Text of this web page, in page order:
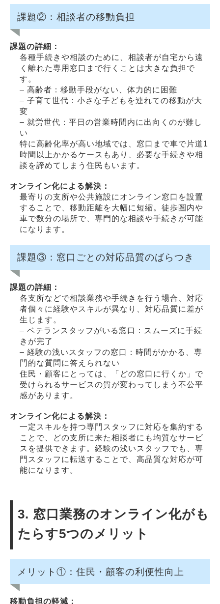
課題②：相談者の移動負担
課題の詳細：
各種手続きや相談のために、相談者が自宅から遠
く離れた専用窓口まで行くことは大きな負担で
す。
– 高齢者：移動手段がない、体力的に困難
– 子育て世代：小さな子どもを連れての移動が大
変
– 就労世代：平日の営業時間内に出向くのが難し
い
特に高齢化率が高い地域では、窓口まで車で片道1
時間以上かかるケースもあり、必要な手続きや相
談を諦めてしまう住民もいます。
オンライン化による解決：
最寄りの支所や公共施設にオンライン窓口を設置
することで、移動距離を大幅に短縮。徒歩圏内や
車で数分の場所で、専門的な相談や手続きが可能
になります。
課題③：窓口ごとの対応品質のばらつき
課題の詳細：
各支所などで相談業務や手続きを行う場合、対応
者個々に経験やスキルが異なり、対応品質に差が
生じます。
– ベテランスタッフがいる窓口：スムーズに手続
きが完了
– 経験の浅いスタッフの窓口：時間がかかる、専
門的な質問に答えられない
住民・顧客にとっては、「どの窓口に行くか」で
受けられるサービスの質が変わってしまう不公平
感があります。
オンライン化による解決：
一定スキルを持つ専門スタッフに対応を集約する
ことで、どの支所に来た相談者にも均質なサービ
スを提供できます。経験の浅いスタッフでも、専
門スタッフに転送することで、高品質な対応が可
能になります。
3. 窓口業務のオンライン化がも
たらす5つのメリット
メリット①：住民・顧客の利便性向上
移動負担の軽減：